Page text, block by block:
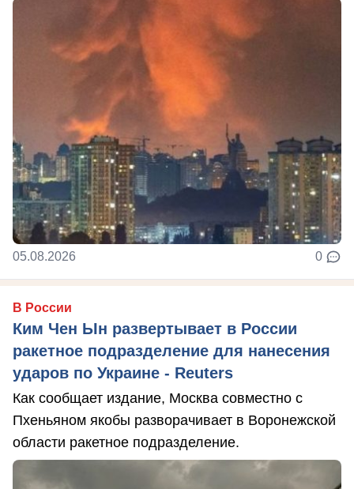
05.08.2026 0
В России
Ким Чен Ын развертывает в России
ракетное подразделение для нанесения
ударов по Украине - Reuters
Как сообщает издание, Москва совместно с
Пхеньяном якобы разворачивает в Воронежской
области ракетное подразделение.